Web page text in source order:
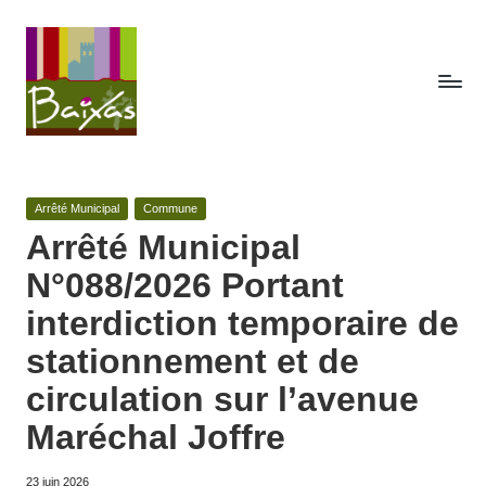
content
c
t
e
s
d
e
la
c
toute
publicité
des
actes
de
la
commune
de
Baixas.
Posted
Arrêté Municipal Commune
Arrêté Municipal
N°088/2026 Portant
interdiction temporaire de
stationnement et de
circulation sur l’avenue
Maréchal Joffre
23 juin 2026